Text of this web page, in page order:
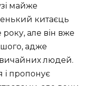
майже
китаєць
але він вже
адже
людей.
і пропонує